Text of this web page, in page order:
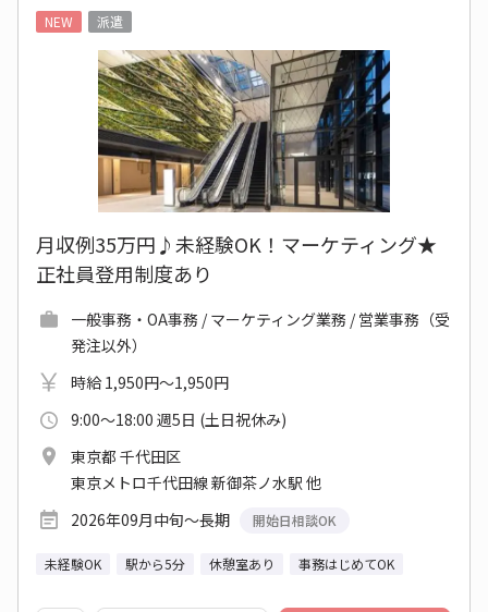
NEW
派遣
月収例35万円♪未経験OK！マーケティング★
正社員登用制度あり
一般事務・OA事務 / マーケティング業務 / 営業事務（受
発注以外）
時給 1,950円～1,950円
9:00～18:00 週5日 (土日祝休み)
東京都 千代田区
東京メトロ千代田線 新御茶ノ水駅 他
2026年09月中旬～長期
開始日相談OK
未経験OK 駅から5分 休憩室あり 事務はじめてOK